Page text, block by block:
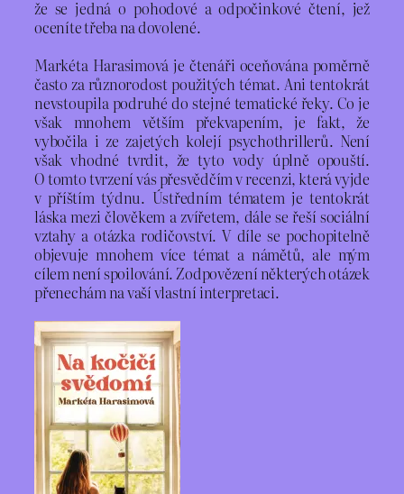
že se jedná o pohodové a odpočinkové čtení, jež
oceníte třeba na dovolené.
Markéta Harasimová je čtenáři oceňována poměrně
často za různorodost použitých témat. Ani tentokrát
nevstoupila podruhé do stejné tematické řeky. Co je
však mnohem větším překvapením, je fakt, že
vybočila i ze zajetých kolejí psychothrillerů. Není
však vhodné tvrdit, že tyto vody úplně opouští.
O tomto tvrzení vás přesvědčím v recenzi, která vyjde
v příštím týdnu. Ústředním tématem je tentokrát
láska mezi člověkem a zvířetem, dále se řeší sociální
vztahy a otázka rodičovství. V díle se pochopitelně
objevuje mnohem více témat a námětů, ale mým
cílem není spoilování. Zodpovězení některých otázek
přenechám na vaší vlastní interpretaci.